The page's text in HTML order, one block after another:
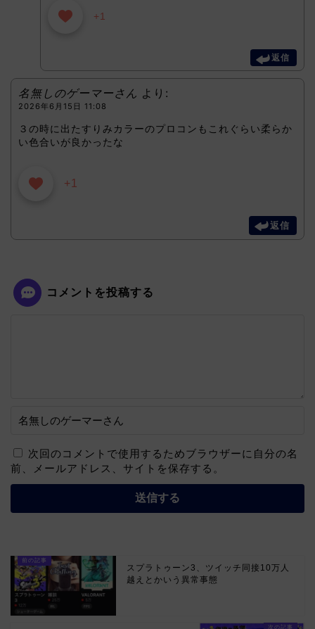
+1
返信
名無しのゲーマーさん より:
2026年6月15日 11:08
３の時に出たすりみカラーのプロコンもこれぐらい柔らか
い色合いが良かったな
+1
返信
コメントを投稿する
次回のコメントで使用するためブラウザーに自分の名
前、メールアドレス、サイトを保存する。
スプラトゥーン3、ツイッチ同接10万人
越えとかいう異常事態